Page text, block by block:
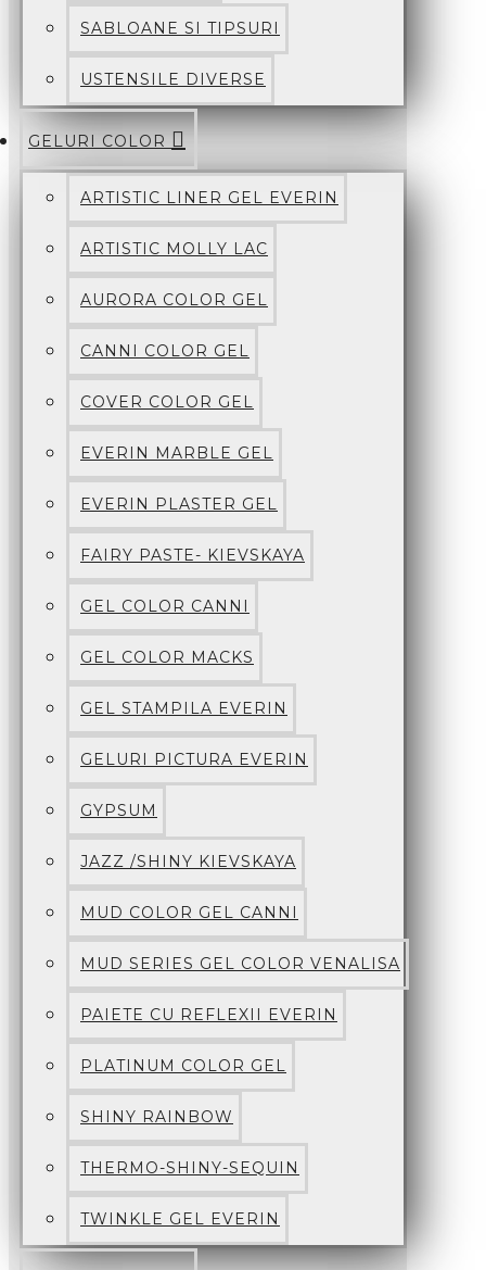
SABLOANE SI TIPSURI
USTENSILE DIVERSE
GELURI COLOR
ARTISTIC LINER GEL EVERIN
ARTISTIC MOLLY LAC
AURORA COLOR GEL
CANNI COLOR GEL
COVER COLOR GEL
EVERIN MARBLE GEL
EVERIN PLASTER GEL
FAIRY PASTE- KIEVSKAYA
GEL COLOR CANNI
GEL COLOR MACKS
GEL STAMPILA EVERIN
GELURI PICTURA EVERIN
GYPSUM
JAZZ /SHINY KIEVSKAYA
MUD COLOR GEL CANNI
MUD SERIES GEL COLOR VENALISA
PAIETE CU REFLEXII EVERIN
PLATINUM COLOR GEL
SHINY RAINBOW
THERMO-SHINY-SEQUIN
TWINKLE GEL EVERIN